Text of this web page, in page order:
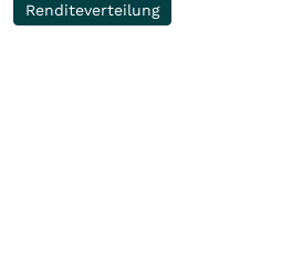
Renditeverteilung